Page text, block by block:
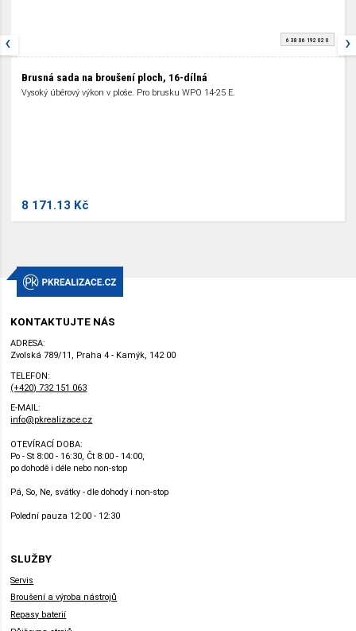
6 38 06 192 02 0
Brusná sada na broušení ploch, 16-dílná
Vysoký úběrový výkon v ploše. Pro brusku WPO 14-25 E.
8 171.13 Kč
‹ ›
KONTAKTUJTE NÁS
ADRESA:
Zvolská 789/11, Praha 4 - Kamýk, 142 00
TELEFON:
(+420) 732 151 063
E-MAIL:
info@pkrealizace.cz
OTEVÍRACÍ DOBA:
Po - St 8:00 - 16:30, Čt 8:00 - 14:00,
po dohodě i déle nebo non-stop
Pá, So, Ne, svátky - dle dohody i non-stop
Polední pauza 12:00 - 12:30
SLUŽBY
Servis
Broušení a výroba nástrojů
Repasy baterií